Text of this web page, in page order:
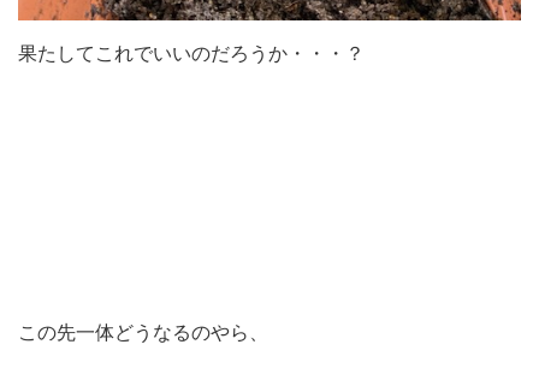
果たしてこれでいいのだろうか・・・？
この先一体どうなるのやら、